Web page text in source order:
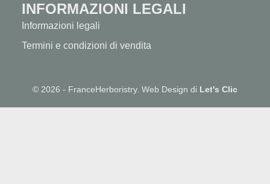
INFORMAZIONI LEGALI
Informazioni legali
Termini e condizioni di vendita
© 2026 - FranceHerboristry. Web Design di Let's Clic